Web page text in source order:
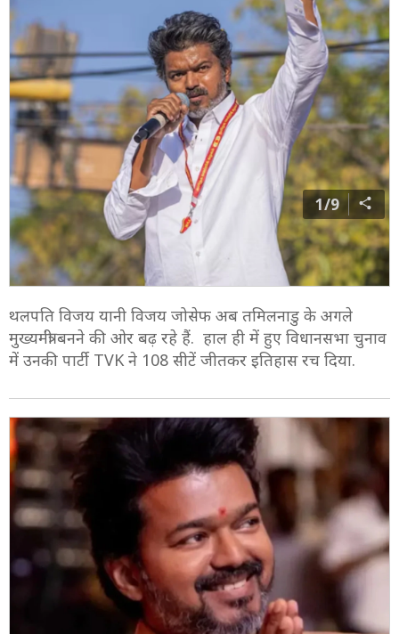
1/9
थलपति विजय यानी विजय जोसेफ अब तमिलनाडु के अगले
मुख्यमंत्री बनने की ओर बढ़ रहे हैं. हाल ही में हुए विधानसभा चुनाव
में उनकी पार्टी TVK ने 108 सीटें जीतकर इतिहास रच दिया.